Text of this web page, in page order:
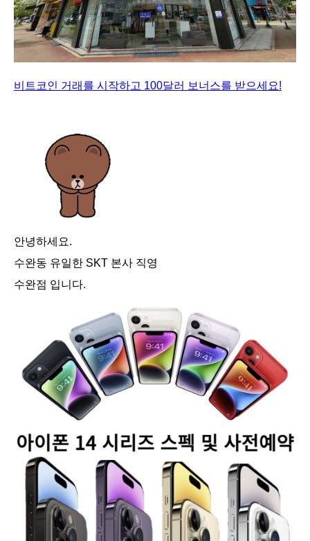
비트코인 거래를 시작하고 100달러 보너스를 받으세요!
안녕하세요.
수완동 유일한 SKT 본사 직영
수완점 입니다.